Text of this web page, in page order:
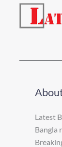
Latest
Bangla